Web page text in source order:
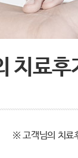
치료후
※ 고객님의 치료